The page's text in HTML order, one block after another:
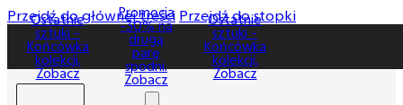
Przejdź do głównej treści Przejdź do stopki
Promocja
-30% na
drugą
parę
spodni.
Zobacz
Ostatnie
sztuki -
Końcówka
kolekcji.
Zobacz
Promocja
-30% na
drugą
parę
spodni.
Zobacz
Ostatnie
Zobacz